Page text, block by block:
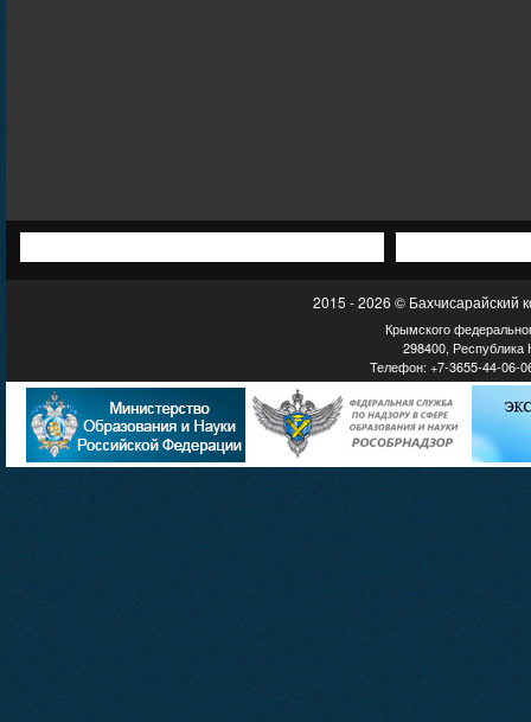
2015 - 2026 © Бахчисарайский
Крымского
298400, Республика
Телефон: +7-3655-44-06-